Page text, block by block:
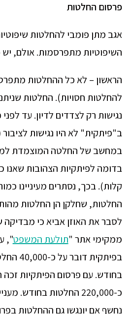
פרסום החלטות
אגב מתן פומבי להחלטות
השיפוטיות מתפרסמות. אולם,
הראשון – לא כל ההחלטות
להחלטות חסויות). החלטות
נגישות רק לצדדים לדיון. עד
ב"פיתקית" לא היו נגישות לציבור
במחשב של החלטה המוצמדת
בדומה לפיתקיות הצהובות שאנו
קלות). בכך, נסתרים מעיניינו
החלטות, שחלקן הן החלטות
לסבר את האוזן אביא כי מבדיקה
ממקימי אתר "תולעת המשפט",
בפיתקית
בחודש. עם פרסום הפיתקיות זכה
כ-220,000 החלטות
נחשף אם יונגשו גם ההחלטות